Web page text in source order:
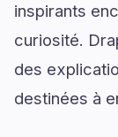
inspirants
curiosité.
des
destinées à